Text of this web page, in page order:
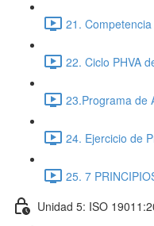
21.
22. Ciclo PHVA
23.Programa de
24. Ejercicio de
25. 7
Unidad 5: ISO